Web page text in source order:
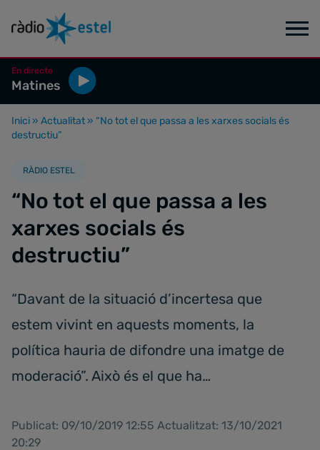
En directe
Matines
Inici » Actualitat » “No tot el que passa a les xarxes socials és
destructiu”
RÀDIO ESTEL
“No tot el que passa a les
xarxes socials és
destructiu”
“Davant de la situació d’incertesa que
estem vivint en aquests moments, la
política hauria de difondre una imatge de
moderació”. Això és el que ha…
Publicat: 09/10/2019 12:55 Actualitzat: 13/10/2021
20:29